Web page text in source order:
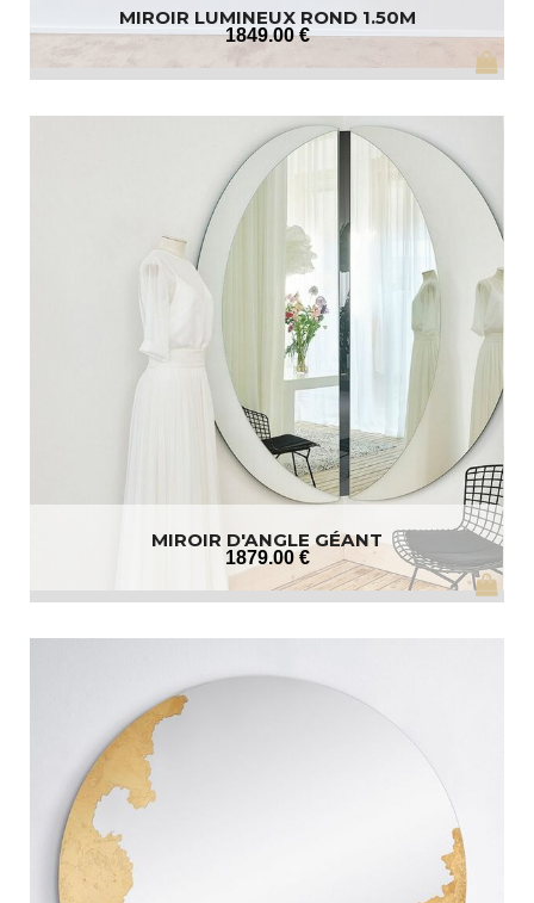
MIROIR LUMINEUX ROND 1.50M
1849.00 €
MIROIR D'ANGLE GÉANT
1879.00 €